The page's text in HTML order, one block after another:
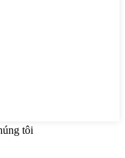
tôi